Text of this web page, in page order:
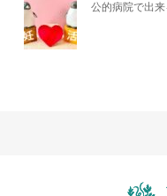
公的病院で出